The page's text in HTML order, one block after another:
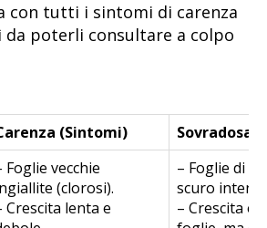
con tutti i sintomi di carenza
da poterli consultare a colpo
(Sintomi)
Foglie vecchie
(clorosi).
Crescita lenta e
– Foglie di
scuro
– Crescita